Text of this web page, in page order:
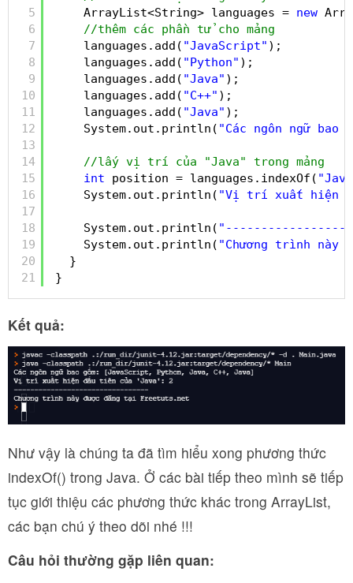
5
6
7
8
9
10
11
12
13
14
15
16
17
18
19
20
21
ArrayList<String> languages = new
//thêm các phần tử cho mảng
languages.add( "JavaScript" );
languages.add( "Python" );
languages.add( "Java" );
languages.add( "C++" );
languages.add( "Java" );
System.out.println( "Các ngôn ngữ bao
//lấy vị trí của "Java" trong mảng
int
position = languages.indexOf(
System.out.println( "Vị trí xuất hiện
System.out.println(
System.out.println( "Chương trình này
}
}
Kết quả:
Như vậy là chúng ta đã tìm hiểu xong phương thức
indexOf() trong Java. Ở các bài tiếp theo mình sẽ tiếp
tục giới thiệu các phương thức khác trong ArrayList,
các bạn chú ý theo dõi nhé !!!
Câu hỏi thường gặp liên quan: